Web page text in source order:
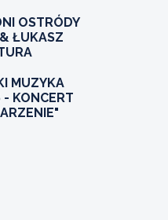
OSTRÓDY
ŁUKASZ
MUZYKA
- KONCERT